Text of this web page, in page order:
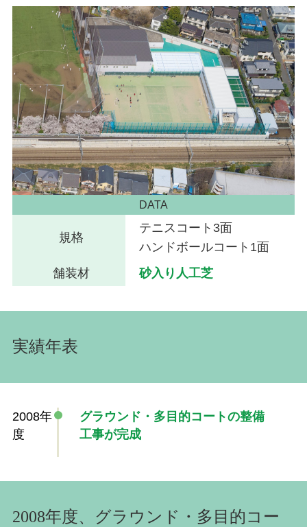
DATA
規格
テニスコート3面
ハンドボールコート1面
舗装材
砂入り人工芝
実績年表
2008年
度
グラウンド・多目的コートの整備
工事が完成
2008年度、グラウンド・多目的コー